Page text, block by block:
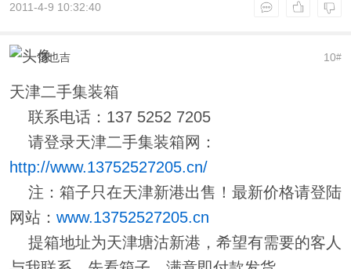
2011-4-9 10:32:40
10#
范也吉
天津二手集装箱
联系电话：137 5252 7205
请登录天津二手集装箱网：
http://www.13752527205.cn/
注：箱子只在天津新港出售！最新价格请登陆
网站： www.13752527205.cn
提箱地址为天津塘沽新港，希望有需要的客人